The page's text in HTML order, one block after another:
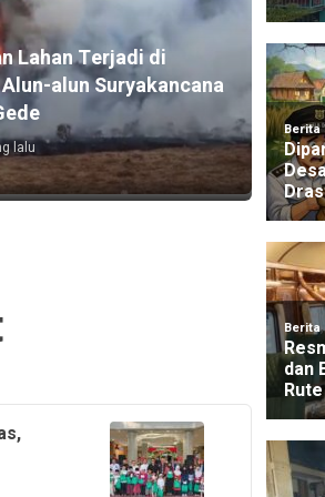
Lahan Terjadi di
alun Suryakancana
lalu 3 hari